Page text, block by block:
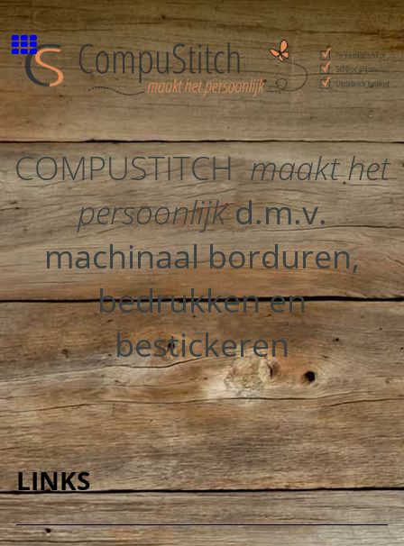
COMPUSTITCHmaakt het
persoonlijkd.m.v.
machinaal borduren,
bedrukken en
bestickeren
LINKS